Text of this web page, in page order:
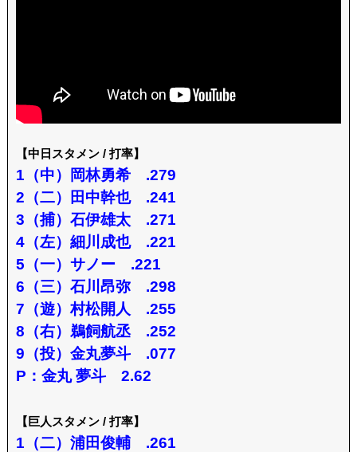
【中日スタメン / 打率】
1（中）岡林勇希 .279
2（二）田中幹也 .241
3（捕）石伊雄太 .271
4（左）細川成也 .221
5（一）サノー .221
6（三）石川昂弥 .298
7（遊）村松開人 .255
8（右）鵜飼航丞 .252
9（投）金丸夢斗 .077
P：金丸 夢斗 2.62
【巨人スタメン / 打率】
1（二）浦田俊輔 .261